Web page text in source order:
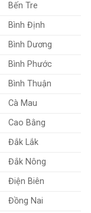
Bến Tre
Bình Định
Bình Dương
Bình Phước
Bình Thuận
Cà Mau
Cao Bằng
Đắk Lắk
Đắk Nông
Điện Biên
Đồng Nai